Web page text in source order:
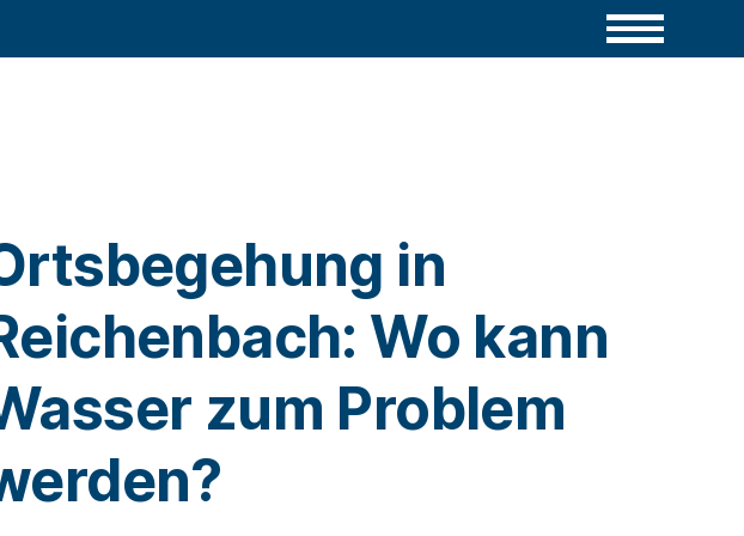
in
Wo kann
zum Problem